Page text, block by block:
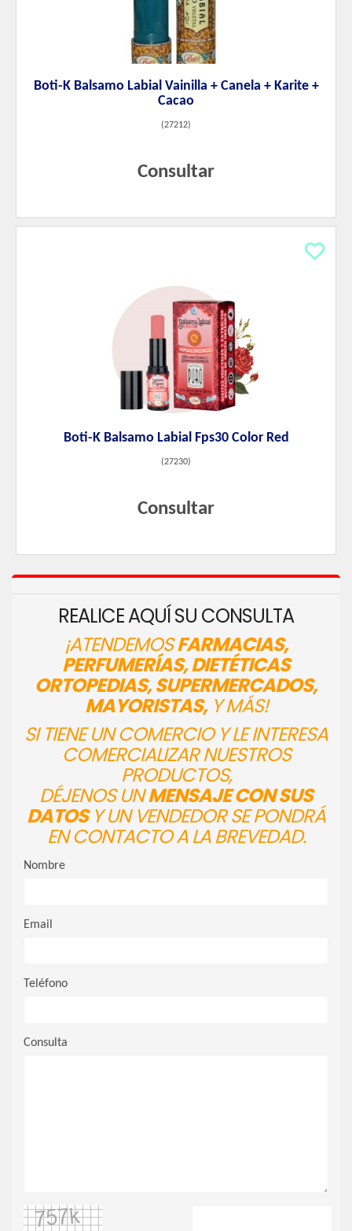
Boti-K Balsamo Labial Vainilla + Canela + Karite +
Cacao
(27212)
Consultar
Boti-K Balsamo Labial Fps30 Color Red
(27230)
Consultar
REALICE AQUÍ SU CONSULTA
¡ATENDEMOSFARMACIAS,
PERFUMERÍAS, DIETÉTICAS
ORTOPEDIAS, SUPERMERCADOS,
MAYORISTAS,Y MÁS!
SI TIENE UN COMERCIO Y LE INTERESA
COMERCIALIZAR NUESTROS
PRODUCTOS,
DÉJENOS UNMENSAJE CON SUS
DATOSY UN VENDEDOR SE PONDRÁ
EN CONTACTO A LA BREVEDAD.
Nombre
Email
Teléfono
Consulta